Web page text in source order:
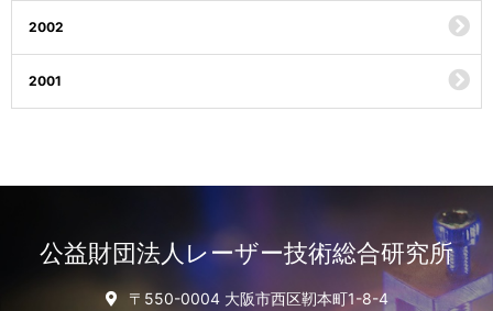
2002
2001
公益財団法人レーザー技術総合研究所
〒550-0004 大阪市西区靭本町1-8-4